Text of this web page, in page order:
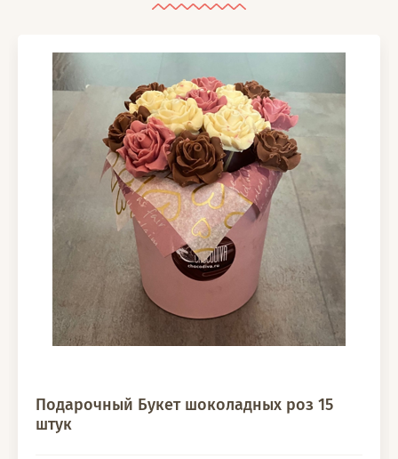
Подарочный Букет шоколадных роз 15
штук